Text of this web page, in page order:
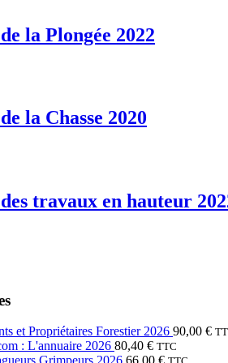
la Plongée 2022
la Chasse 2020
travaux en hauteur
et Propriétaires Forestier 2026 90,00 €
: L'annuaire 2026 80,40 € TTC